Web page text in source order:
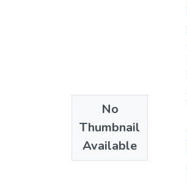
No
Thumbnail
Available